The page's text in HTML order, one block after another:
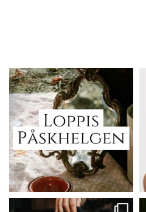
Vi skall ha loppis!
I Vellnez anda;...
6 0